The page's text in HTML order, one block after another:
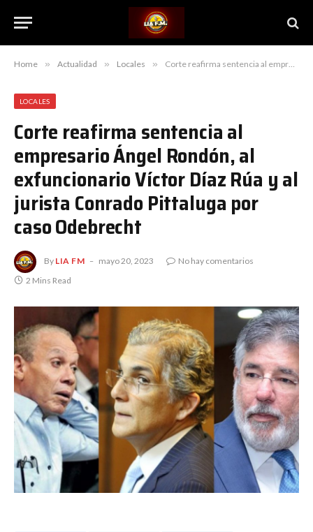
Home » Actualidad » Locales » Corte reafirma sentencia al empresario Ángel Rondón, al exfuncionario Víctor Díaz Rúa y al jurista Conrado Pittaluga por caso Odebrecht
LOCALES
Corte reafirma sentencia al
empresario Ángel Rondón, al
exfuncionario Víctor Díaz Rúa y al
jurista Conrado Pittaluga por
caso Odebrecht
By LIA FM mayo 20, 2023
No hay comentarios
2 Mins Read